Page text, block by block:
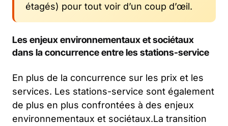
étagés) pour tout voir d’un coup d’œil.
Les enjeux environnementaux et sociétaux
dans la concurrence entre les stations-service
En plus de la concurrence sur les prix et les
services. Les stations-service sont également
de plus en plus confrontées à des enjeux
environnementaux et sociétaux.La transition